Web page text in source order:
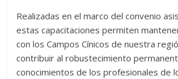
Realizadas en el marco del convenio
estas capacitaciones permiten
con los Campos Cínicos de nuestra
contribuir al robustecimiento
conocimientos de los profesionales de